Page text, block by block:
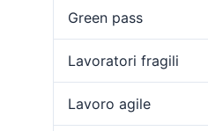
Green pass
Lavoratori fragili
Lavoro agile